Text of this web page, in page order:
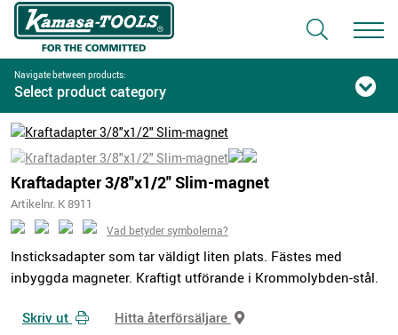
Navigate between products:
Select product category
Kraftadapter 3/8"x1/2" Slim-magnet
Artikelnr. K 8911
Vad betyder symbolerna?
Insticksadapter som tar väldigt liten plats. Fästes med
inbyggda magneter. Kraftigt utförande i Krommolybden-stål.
Skriv ut Hitta återförsäljare